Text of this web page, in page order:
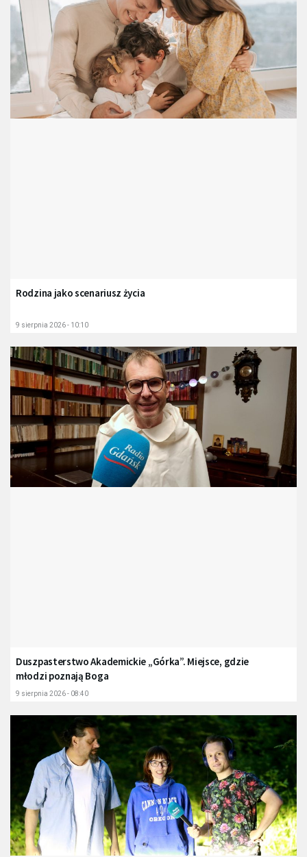
Rodzina jako scenariusz życia
9 sierpnia 2026 - 10:10
Duszpasterstwo Akademickie „Górka”. Miejsce, gdzie
młodzi poznają Boga
9 sierpnia 2026 - 08:40